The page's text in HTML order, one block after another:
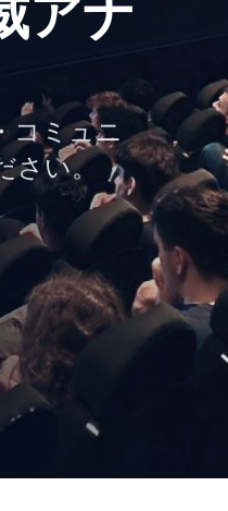
アナ
コミュニ
さい。